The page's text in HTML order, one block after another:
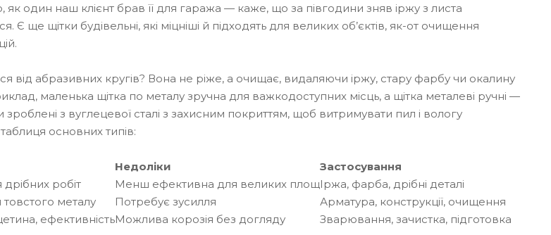
один наш клієнт брав її для гаража — каже, що за півгодини зняв іржу з листа
Є ще щітки будівельні, які міцніші й підходять для великих об’єктів, як-от очищення
від абразивних кругів? Вона не ріже, а очищає, видаляючи іржу, стару фарбу чи окалину
маленька щітка по металу зручна для важкодоступних місць, а щітка металеві ручні —
зроблені з вуглецевої сталі з захисним покриттям, щоб витримувати пил і вологу
основних типів:
Недоліки
Застосування
робіт Менш ефективна для великих площІржа, фарба, дрібні деталі
товстого металу Потребує зусилля
Арматура, конструкції, очищення
ефективністьМожлива корозія без догляду Зварювання, зачистка, підготовка